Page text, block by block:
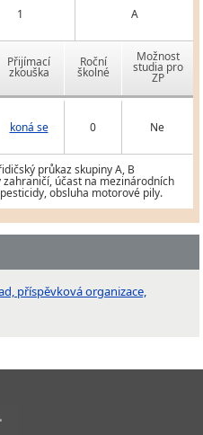
1 A
Přijímací
zkouška
Roční
školné
Možnost
studia pro
ZP
koná se 0 Ne
průkaz skupiny A, B
účast na mezinárodních
obsluha motorové pily.
příspěvková organizace,